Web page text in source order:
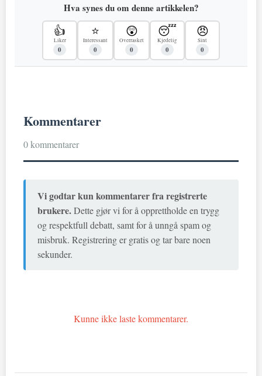
Hva synes du om denne artikkelen?
👍
Liker
0
⭐
Interessant
0
😲
Overrasket
0
😴
Kjedelig
0
😠
Sint
0
Kommentarer
0 kommentarer
Vi godtar kun kommentarer fra registrerte
brukere.Dette gjør vi for å opprettholde en trygg
og respektfull debatt, samt for å unngå spam og
misbruk. Registrering er gratis og tar bare noen
sekunder.
Kunne ikke laste kommentarer.